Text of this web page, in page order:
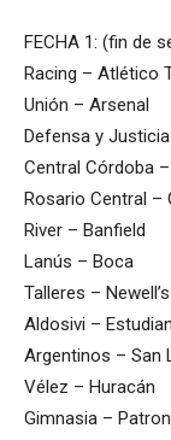
FECHA 1: (fin de
Racing – Atlético
Unión – Arsenal
Defensa y
Central Córdoba
Rosario Central –
River – Banfield
Lanús – Boca
Talleres – Newell’s
Aldosivi –
Argentinos – San
Vélez – Huracán
Gimnasia –